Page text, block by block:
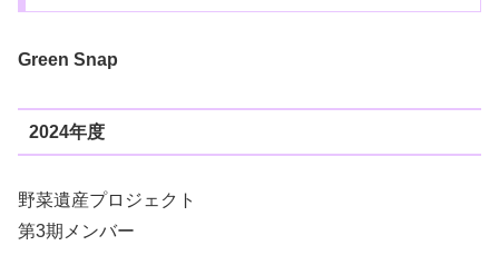
Green Snap
2024年度
野菜遺産プロジェクト
第3期メンバー